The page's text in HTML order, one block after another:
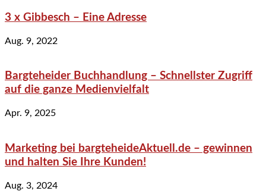
3 x Gibbesch – Eine Adresse
Aug. 9, 2022
Bargteheider Buchhandlung – Schnellster Zugriff
auf die ganze Medienvielfalt
Apr. 9, 2025
Marketing bei bargteheideAktuell.de – gewinnen
und halten Sie Ihre Kunden!
Aug. 3, 2024